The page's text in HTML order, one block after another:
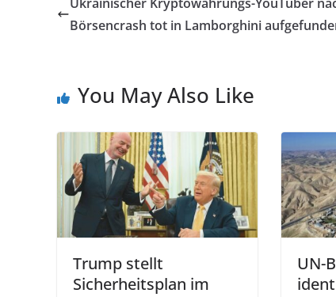
Börsencrash tot in Lamborghini
You May Also Like
Trump stellt
Sicherheitsplan im
UN-